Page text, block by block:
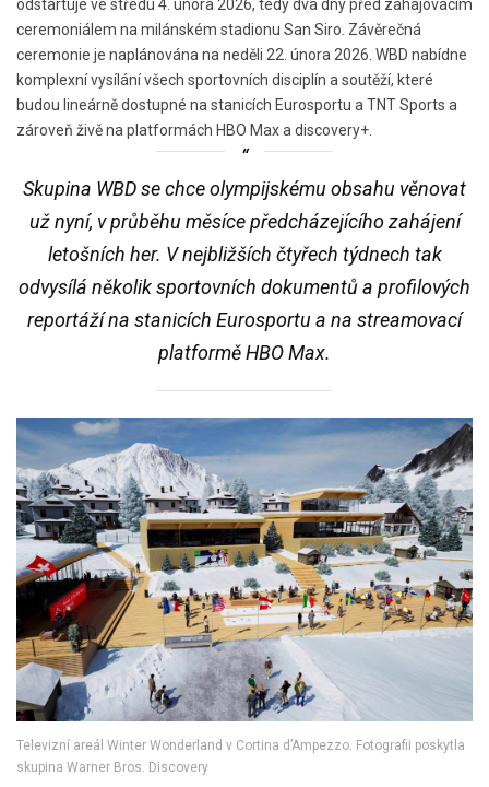
odstartuje ve středu 4. února 2026, tedy dva dny před zahajovacím
ceremoniálem na milánském stadionu San Siro. Závěrečná
ceremonie je naplánována na neděli 22. února 2026. WBD nabídne
komplexní vysílání všech sportovních disciplín a soutěží, které
budou lineárně dostupné na stanicích Eurosportu a TNT Sports a
zároveň živě na platformách HBO Max a discovery+.
Skupina WBD se chce olympijskému obsahu věnovat
už nyní, v průběhu měsíce předcházejícího zahájení
letošních her. V nejbližších čtyřech týdnech tak
odvysílá několik sportovních dokumentů a profilových
reportáží na stanicích Eurosportu a na streamovací
platformě HBO Max.
Televizní areál Winter Wonderland v Cortina d’Ampezzo. Fotografii poskytla
skupina Warner Bros. Discovery